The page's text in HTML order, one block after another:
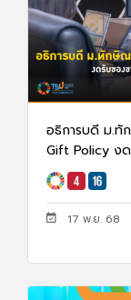
อธิการบดี ม.ทั
Gift Policy ง
17 พ.ย. 68